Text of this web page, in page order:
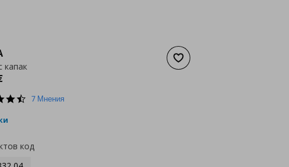
Добави към списъка с
капак
4.6
7 Мнения
код